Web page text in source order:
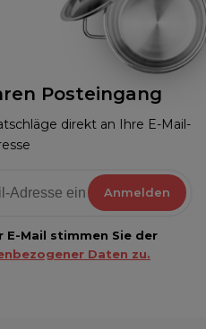
Posteingang
direkt an Ihre E-Mail-
Anmelden
E-Mail stimmen Sie der
Daten zu.